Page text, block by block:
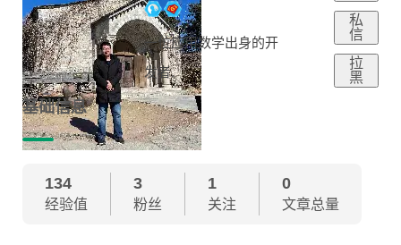
一位应用数学出身的开
发者.
私
信
拉
黑
基础信息
134
经验值
3
粉丝
1
关注
0
文章总量